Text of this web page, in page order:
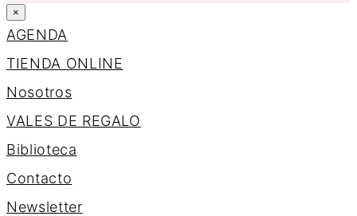
×
AGENDA
TIENDA ONLINE
Nosotros
VALES DE REGALO
Biblioteca
Contacto
Newsletter